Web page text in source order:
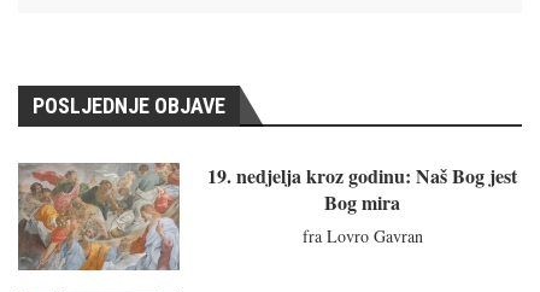
POSLJEDNJE OBJAVE
19. nedjelja kroz godinu: Naš Bog jest
Bog mira
fra Lovro Gavran